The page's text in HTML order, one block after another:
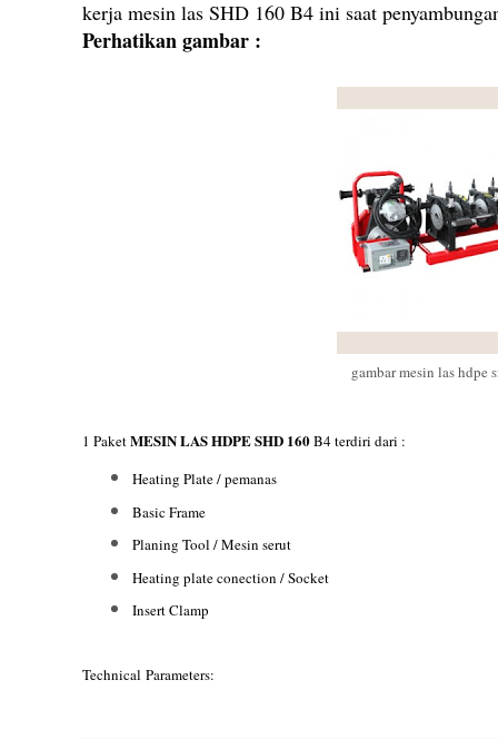
kerja mesin las SHD 160 B4 ini saat
Perhatikan gambar :
gambar mesin las hdpe
1 PaketMESIN LAS HDPE SHD 160B4 terdiri dari :
Heating Plate / pemanas
Basic Frame
Planing Tool / Mesin serut
Heating plate conection / Socket
Insert Clamp
Technical Parameters: